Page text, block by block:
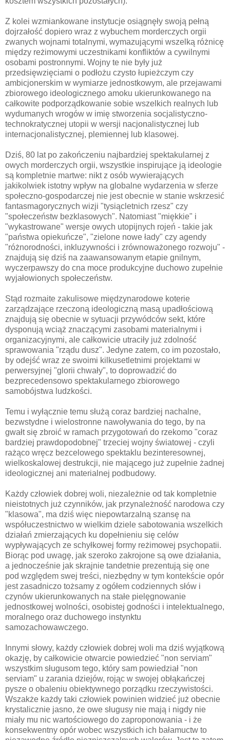
Z kolei wzmiankowane instytucje osiągnęły swoją pełną
dojrzałość dopiero wraz z wybuchem morderczych orgii
zwanych wojnami totalnymi, wymazującymi wszelką różnicę
między reżimowymi uczestnikami konfliktów a cywilnymi
osobami postronnymi. Wojny te nie były już
przedsięwzięciami o podłożu czysto łupieżczym czy
ambicjonerskim w wymiarze jednostkowym, ale przejawami
zbiorowego ideologicznego amoku ukierunkowanego na
całkowite podporządkowanie sobie wszelkich realnych lub
wydumanych wrogów w imię stworzenia socjalistyczno-
technokratycznej utopii w wersji nacjonalistycznej lub
internacjonalistycznej, plemiennej lub klasowej.
Dziś, 80 lat po zakończeniu najbardziej spektakularnej z
owych morderczych orgii, wszystkie inspirujące ją ideologie
są kompletnie martwe: nikt z osób wywierających
jakikolwiek istotny wpływ na globalne wydarzenia w sferze
społeczno-gospodarczej nie jest obecnie w stanie wskrzesić
fantasmagorycznych wizji "tysiącletnich rzesz" czy
"społeczeństw bezklasowych". Natomiast "miękkie" i
"wykastrowane" wersje owych utopijnych rojeń - takie jak
"państwa opiekuńcze", "zielone nowe łady" czy agendy
"różnorodności, inkluzywności i zrównoważonego rozwoju" -
znajdują się dziś na zaawansowanym etapie gnilnym,
wyczerpawszy do cna moce produkcyjne duchowo zupełnie
wyjałowionych społeczeństw.
Stąd rozmaite zakulisowe międzynarodowe koterie
zarządzające rzeczoną ideologiczną masą upadłościową
znajdują się obecnie w sytuacji przywódców sekt, które
dysponują wciąż znaczącymi zasobami materialnymi i
organizacyjnymi, ale całkowicie utraciły już zdolność
sprawowania "rządu dusz". Jedyne zatem, co im pozostało,
by odejść wraz ze swoimi kilkusetletnimi projektami w
perwersyjnej "glorii chwały", to doprowadzić do
bezprecedensowo spektakularnego zbiorowego
samobójstwa ludzkości.
Temu i wyłącznie temu służą coraz bardziej nachalne,
bezwstydne i wielostronne nawoływania do tego, by na
gwałt się zbroić w ramach przygotowań do rzekomo "coraz
bardziej prawdopodobnej" trzeciej wojny światowej - czyli
rażąco wręcz bezcelowego spektaklu bezinteresownej,
wielkoskalowej destrukcji, nie mającego już zupełnie żadnej
ideologicznej ani materialnej podbudowy.
Każdy człowiek dobrej woli, niezależnie od tak kompletnie
nieistotnych już czynników, jak przynależność narodowa czy
"klasowa", ma dziś więc niepowtarzalną szansę na
współuczestnictwo w wielkim dziele sabotowania wszelkich
działań zmierzających ku dopełnieniu się celów
wypływających ze schyłkowej formy reżimowej psychopatii.
Biorąc pod uwagę, jak szeroko zakrojone są owe działania,
a jednocześnie jak skrajnie tandetnie prezentują się one
pod względem swej treści, niezbędny w tym kontekście opór
jest zasadniczo tożsamy z ogółem codziennych słów i
czynów ukierunkowanych na stałe pielęgnowanie
jednostkowej wolności, osobistej godności i intelektualnego,
moralnego oraz duchowego instynktu
samozachowawczego.
Innymi słowy, każdy człowiek dobrej woli ma dziś wyjątkową
okazję, by całkowicie otwarcie powiedzieć "non serviam"
wszystkim sługusom tego, który sam powiedział "non
serviam" u zarania dziejów, rojąc w swojej obłąkańczej
pysze o obaleniu obiektywnego porządku rzeczywistości.
Wszakże każdy taki człowiek powinien widzieć już obecnie
krystalicznie jasno, że owe sługusy nie mają i nigdy nie
miały mu nic wartościowego do zaproponowania - i że
konsekwentny opór wobec wszystkich ich bałamuctw to